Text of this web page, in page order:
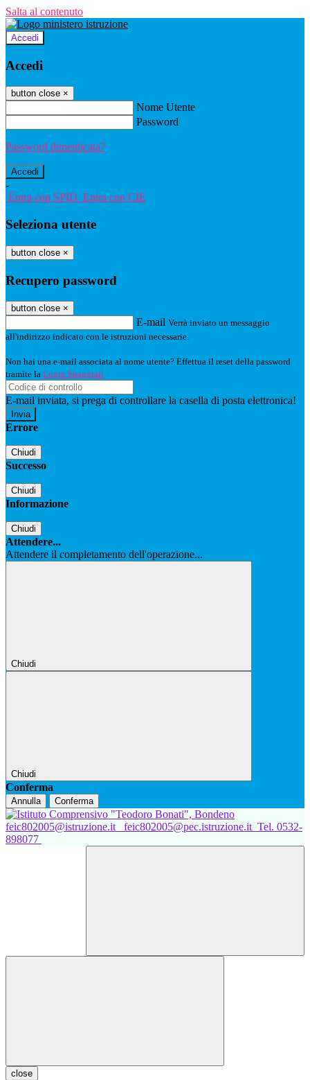
Salta al contenuto
Accedi
Accedi
button close ×
Nome Utente
Password
Password dimenticata?
-
Entra con SPID Entra con CIE
Seleziona utente
button close ×
Recupero password
button close ×
E-mail Verrà inviato un messaggio
all'indirizzo indicato con le istruzioni necessarie.
Non hai una e-mail associata al nome utente? Effettua il reset della password
tramite la Login Spaggiari
E-mail inviata, si prega di controllare la casella di posta elettronica!
Errore
Chiudi
Successo
Chiudi
Informazione
Chiudi
Attendere...
Attendere il completamento dell'operazione...
Chiudi
Chiudi
Conferma
Annulla Conferma
feic802005@istruzione.it feic802005@pec.istruzione.it Tel. 0532-
898077
close